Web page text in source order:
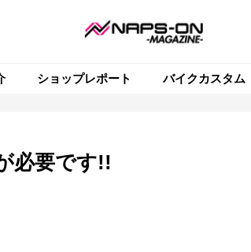
ショップレポート バイクカスタム
必要です!!